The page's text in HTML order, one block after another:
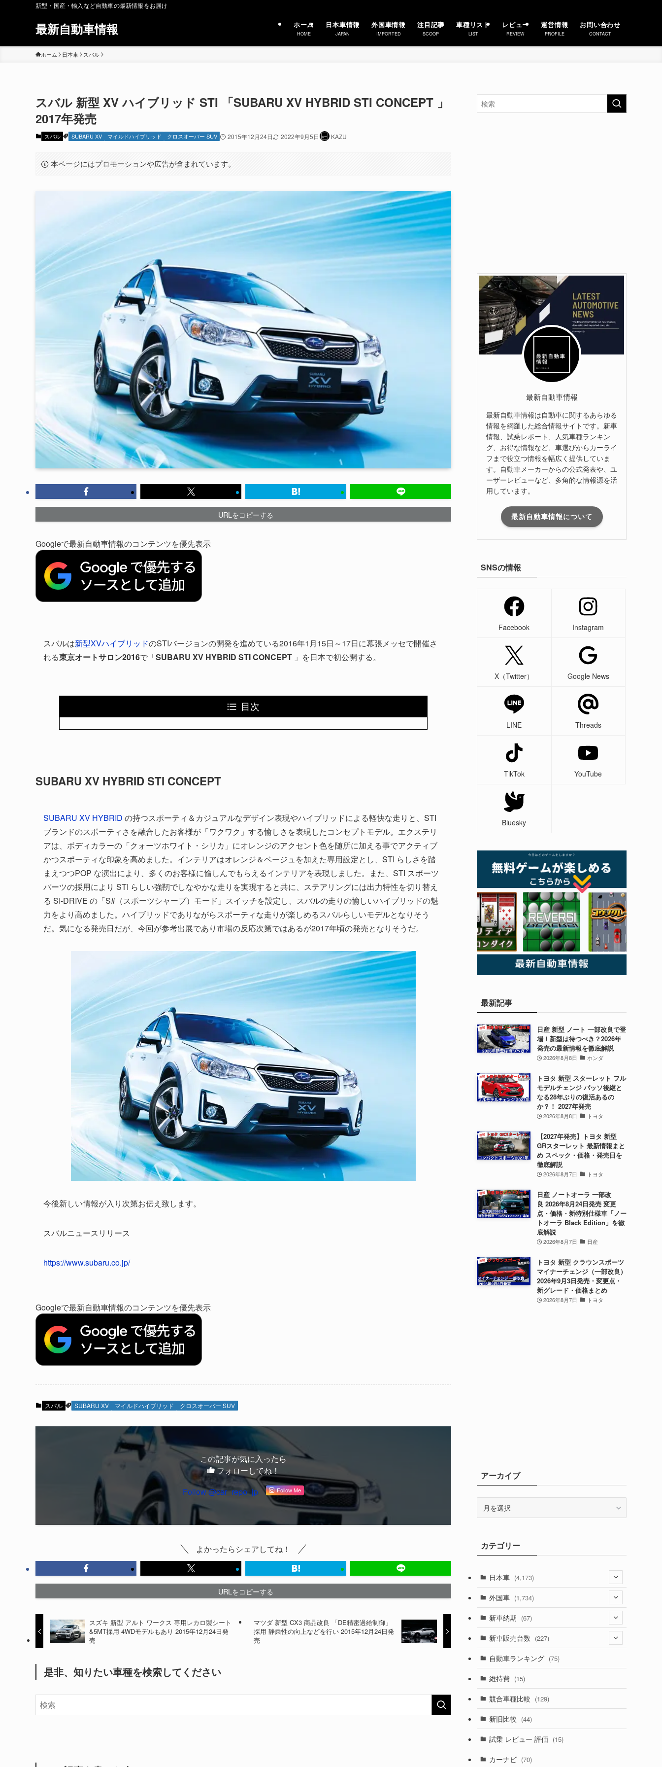
新型・国産・輸入など自動車の最新情報をお届け
最新自動車情報 ホーム
HOME
日本車情報
JAPAN
外国車情報
IMPORTED
注目記事
SCOOP
車種リスト
LIST
レビュー
REVIEW
運営情報
PROFILE
お問い合わせ
CONTACT
ホーム 日本車 スバル
スバル 新型 XV ハイブリッド STI 「SUBARU XV HYBRID STI CONCEPT 」
2017年発売
スバル SUBARU XV マイルドハイブリッド クロスオーバー SUV 2015年12月24日 2022年9月5日 KAZU
本ページにはプロモーションや広告が含まれています。
URLをコピーする
Googleで最新自動車情報のコンテンツを優先表示
スバルは新型XVハイブリッドのSTIバージョンの開発を進めている2016年1月15日～17日に幕張メッセで開催さ
れる東京オートサロン2016で「SUBARU XV HYBRID STI CONCEPT 」を日本で初公開する。
目次
SUBARU XV HYBRID STI CONCEPT
SUBARU XV HYBRID の持つスポーティ＆カジュアルなデザイン表現やハイブリッドによる軽快な走りと、STI
ブランドのスポーティさを融合したお客様が「ワクワク」する愉しさを表現したコンセプトモデル。エクステリ
アは、ボディカラーの「クォーツホワイト・シリカ」にオレンジのアクセント色を随所に加える事でアクティブ
かつスポーティな印象を高めました。インテリアはオレンジ＆ベージュを加えた専用設定とし、STI らしさを踏
まえつつPOP な演出により、多くのお客様に愉しんでもらえるインテリアを表現しました。また、STI スポーツ
パーツの採用により STI らしい強靭でしなやかな走りを実現すると共に、ステアリングには出力特性を切り替え
る SI-DRIVE の「S#（スポーツシャープ）モード」スイッチを設定し、スバルの走りの愉しいハイブリッドの魅
力をより高めました。ハイブリッドでありながらスポーティな走りが楽しめるスバルらしいモデルとなりそう
だ。気になる発売日だが、今回が参考出展であり市場の反応次第ではあるが2017年頃の発売となりそうだ。
今後新しい情報が入り次第お伝え致します。
スバルニュースリリース
https://www.subaru.co.jp/
Googleで最新自動車情報のコンテンツを優先表示
スバル SUBARU XV マイルドハイブリッド クロスオーバー SUV
この記事が気に入ったら
フォローしてね！
Follow @car_repo_jp
Follow Me
よかったらシェアしてね！
URLをコピーする
スズキ 新型 アルト ワークス 専用レカロ製シート
&5MT採用 4WDモデルもあり 2015年12月24日発
売
マツダ 新型 CX3 商品改良 「DE精密過給制御」
採用 静粛性の向上などを行い 2015年12月24日発
売
是非、知りたい車種を検索してください
最新自動車情報
最新自動車情報は自動車に関するあらゆる
情報を網羅した総合情報サイトです。新車
情報、試乗レポート、人気車種ランキン
グ、お得な情報など、車選びからカーライ
フまで役立つ情報を幅広く提供していま
す。自動車メーカーからの公式発表や、ユ
ーザーレビューなど、多角的な情報源を活
用しています。
最新自動車情報について
SNSの情報
Facebook Instagram
X（Twitter） Google News
LINE Threads
TikTok YouTube
Bluesky
最新記事
日産 新型 ノート 一部改良で登
場！新型は待つべき？2026年
発売の最新情報を徹底解説
2026年8月8日 ホンダ
トヨタ 新型 スターレット フル
モデルチェンジ パッソ後継と
なる28年ぶりの復活あるの
か？！ 2027年発売
2026年8月8日 トヨタ
【2027年発売】トヨタ 新型
GRスターレット 最新情報まと
め スペック・価格・発売日を
徹底解説
2026年8月7日 トヨタ
日産 ノートオーラ 一部改
良 2026年8月24日発売 変更
点・価格・新特別仕様車「ノー
トオーラ Black Edition」を徹
底解説
2026年8月7日 日産
トヨタ 新型 クラウンスポーツ
マイナーチェンジ（一部改良）
2026年9月3日発売・変更点・
新グレード・価格まとめ
2026年8月7日 トヨタ
アーカイブ
ブカテゴリー
日本車 (4,173)
(1,321)
(329)
(526)
(357)
(328)
(194)
(230)
(253)
外国車 (1,734)
(188)
(242)
(85)
(84)
(14)
(222)
新車納期 (67)
(28)
(8)
(3)
(3)
(5)
新車販売台数 (227)
(21)
(5)
(7)
自動車ランキング (75)
維持費 (15)
競合車種比較 (129)
新旧比較 (44)
試乗 レビュー 評価 (15)
カーナビ (70)